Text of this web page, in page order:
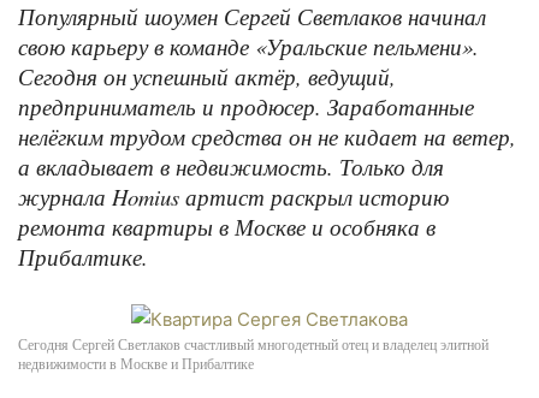
Популярный шоумен Сергей Светлаков начинал
свою карьеру в команде «Уральские пельмени».
Сегодня он успешный актёр, ведущий,
предприниматель и продюсер. Заработанные
нелёгким трудом средства он не кидает на ветер,
а вкладывает в недвижимость. Только для
журнала Homius артист раскрыл историю
ремонта квартиры в Москве и особняка в
Прибалтике.
Сегодня Сергей Светлаков счастливый многодетный отец и владелец элитной
недвижимости в Москве и Прибалтике